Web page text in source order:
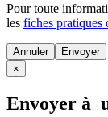
Pour toute
les fiches pratiques
Annuler
×
Envoyer à